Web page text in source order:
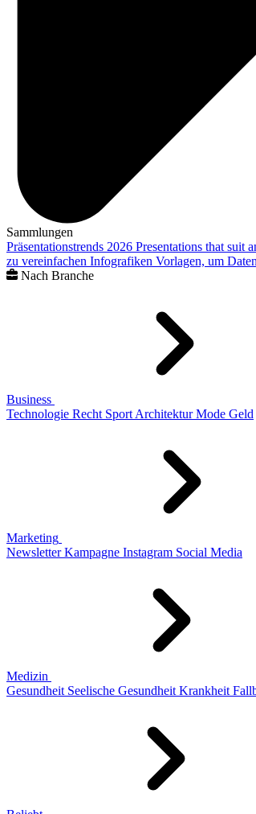
Sammlungen
Präsentationstrends 2026 Presentations that suit
zu vereinfachen Infografiken Vorlagen, um
Nach Branche
Business
Technologie Recht Sport Architektur Mode Geld
Marketing
Newsletter Kampagne Instagram Social Media
Medizin
Gesundheit Seelische Gesundheit Krankheit